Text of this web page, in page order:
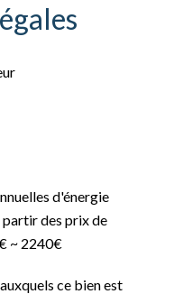
d'énergie
partir des prix de
~ 2240€
ce bien est